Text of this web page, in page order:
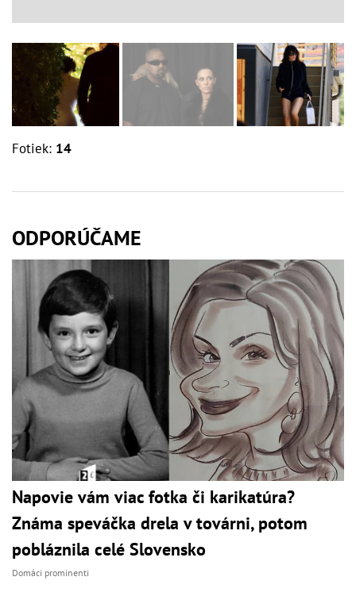
Fotiek: 14
ODPORÚČAME
Napovie vám viac fotka či karikatúra?
Známa speváčka drela v továrni, potom
pobláznila celé Slovensko
Domáci prominenti